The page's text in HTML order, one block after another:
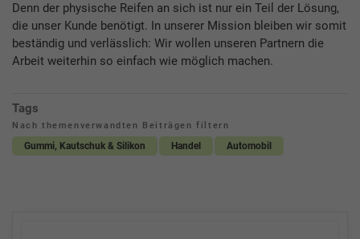
Denn der physische Reifen an sich ist nur ein Teil der Lösung,
die unser Kunde benötigt. In unserer Mission bleiben wir somit
beständig und verlässlich: Wir wollen unseren Partnern die
Arbeit weiterhin so einfach wie möglich machen.
Tags
Nach themenverwandten Beiträgen filtern
Gummi, Kautschuk & Silikon Handel Automobil